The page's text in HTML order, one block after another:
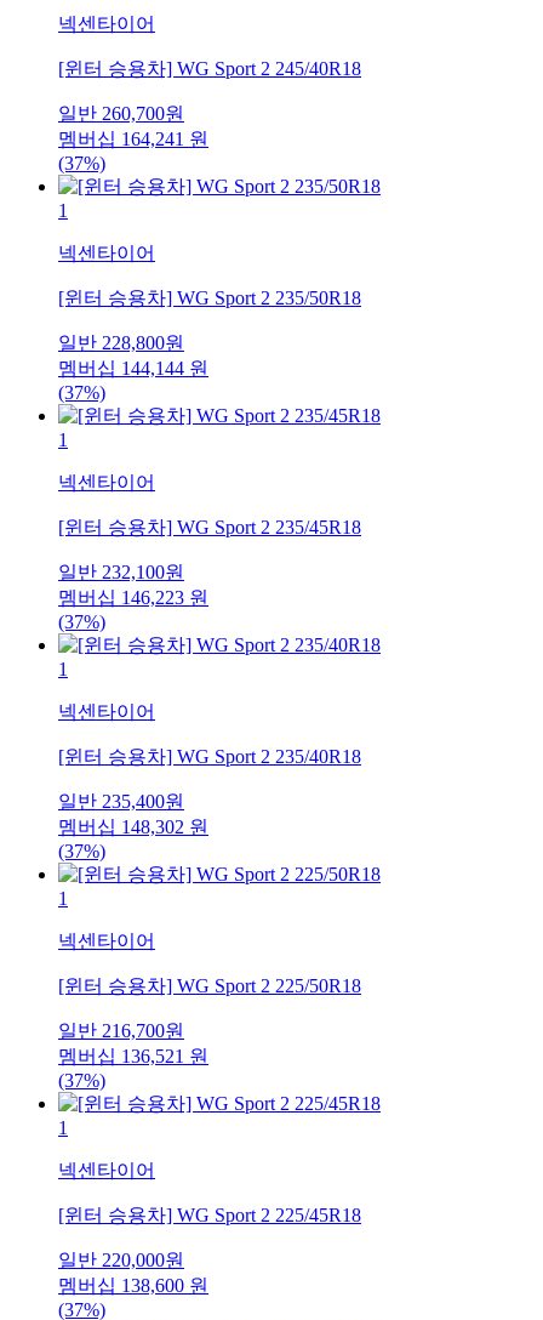
넥센타이어
[윈터 승용차] WG Sport 2 245/40R18
일반 260,700원
멤버십 164,241 원
(37%)
1
넥센타이어
[윈터 승용차] WG Sport 2 235/50R18
일반 228,800원
멤버십 144,144 원
(37%)
1
넥센타이어
[윈터 승용차] WG Sport 2 235/45R18
일반 232,100원
멤버십 146,223 원
(37%)
1
넥센타이어
[윈터 승용차] WG Sport 2 235/40R18
일반 235,400원
멤버십 148,302 원
(37%)
1
넥센타이어
[윈터 승용차] WG Sport 2 225/50R18
일반 216,700원
멤버십 136,521 원
(37%)
1
넥센타이어
[윈터 승용차] WG Sport 2 225/45R18
일반 220,000원
멤버십 138,600 원
(37%)